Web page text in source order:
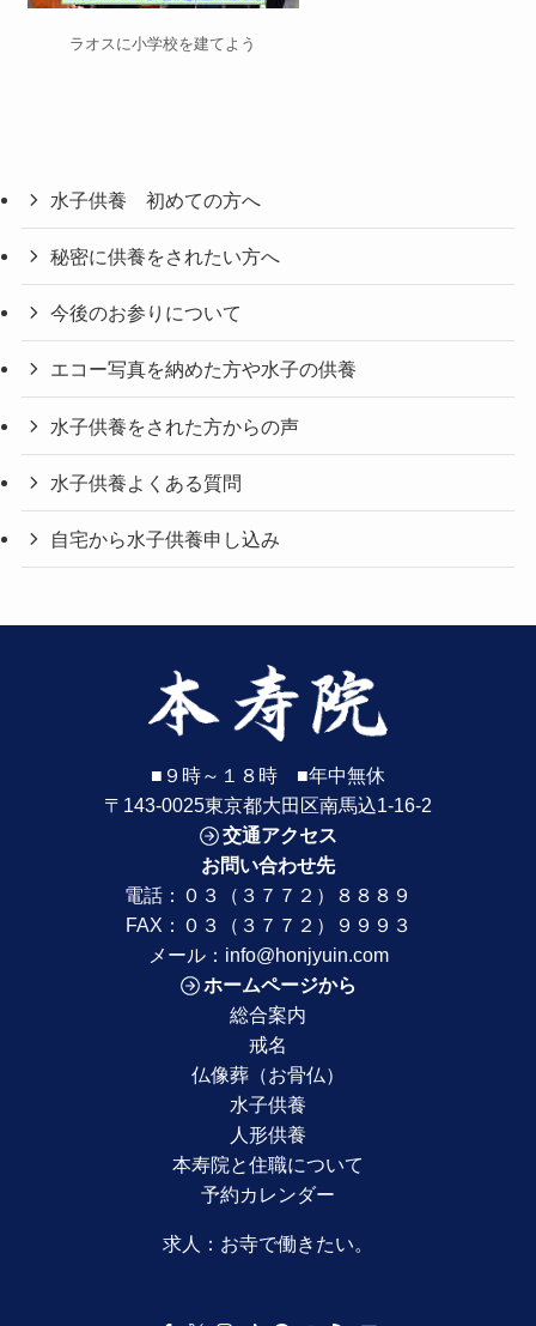
ラオスに小学校を建てよう
水子供養 初めての方へ
秘密に供養をされたい方へ
今後のお参りについて
エコー写真を納めた方や水子の供養
水子供養をされた方からの声
水子供養よくある質問
自宅から水子供養申し込み
■９時～１８時 ■年中無休
〒143-0025東京都大田区南馬込1-16-2
交通アクセス
お問い合わせ先
電話： ０３（３７７２）８８８９
FAX：０３（３７７２）９９９３
メール： info@honjyuin.com
ホームページから
総合案内
戒名
仏像葬（お骨仏）
水子供養
人形供養
本寿院と住職について
予約カレンダー
求人： お寺で働きたい。